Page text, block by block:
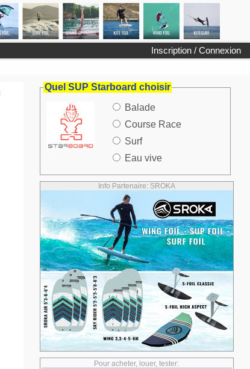
Inscription / Connexion
Quel SUP Starboard choisir
Balade
Course Race
Surf
Eau vive
Info Partenaire: SROKA
Pour acheter, louer, tester: